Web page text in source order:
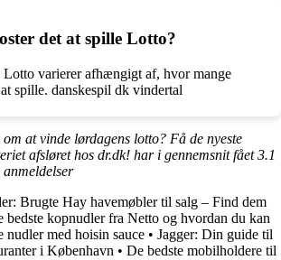
det at spille Lotto?
Lotto varierer afhængigt af, hvor mange
spille. danskespil dk vindertal
at vinde lørdagens lotto? Få de nyeste
afsløret hos dr.dk! har i gennemsnit fået3.1
anmeldelser
Brugte Hay havemøbler til salg – Find dem
bedste kopnudler fra Netto og hvordan du kan
nudler med hoisin sauce • Jagger: Din guide til
i København • De bedste mobilholdere til